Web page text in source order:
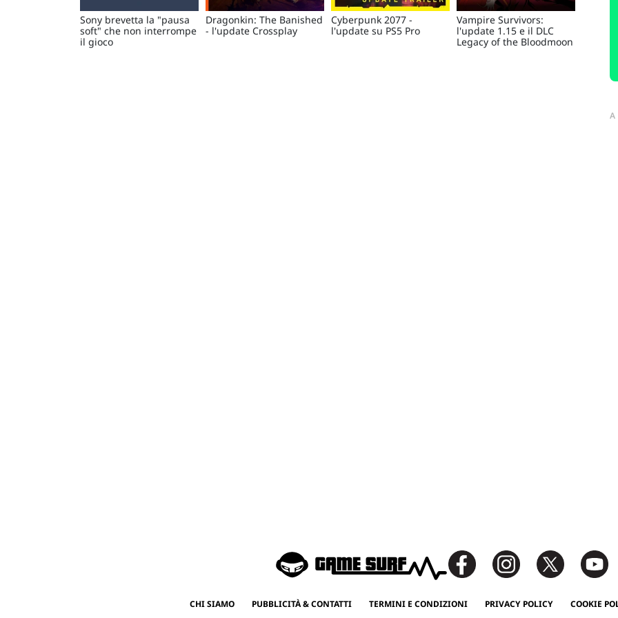
Sony brevetta la "pausa
soft" che non interrompe
il gioco
Dragonkin: The Banished
- l'update Crossplay
Cyberpunk 2077 -
l'update su PS5 Pro
Vampire Survivors:
l'update 1.15 e il DLC
Legacy of the Bloodmoon
CHI SIAMO PUBBLICITÀ & CONTATTI TERMINI E CONDIZIONI PRIVACY POLICY COOKIE